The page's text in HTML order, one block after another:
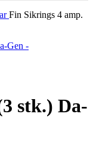
Fin Sikrings 4 amp.
stk.) Da-